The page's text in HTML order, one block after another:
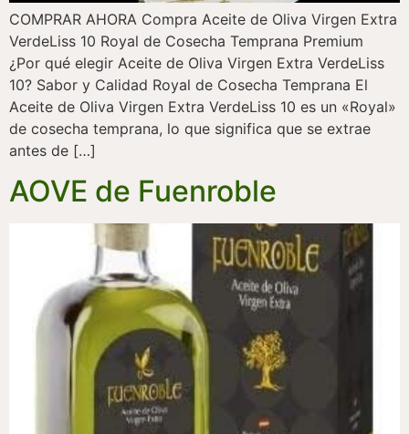
COMPRAR AHORA Compra Aceite de Oliva Virgen Extra
VerdeLiss 10 Royal de Cosecha Temprana Premium
¿Por qué elegir Aceite de Oliva Virgen Extra VerdeLiss
10? Sabor y Calidad Royal de Cosecha Temprana El
Aceite de Oliva Virgen Extra VerdeLiss 10 es un «Royal»
de cosecha temprana, lo que significa que se extrae
antes de […]
AOVE de Fuenroble